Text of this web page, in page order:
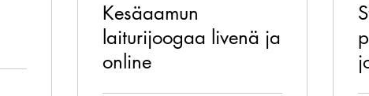
Kesäaamun
laiturijoogaa livenä ja
online